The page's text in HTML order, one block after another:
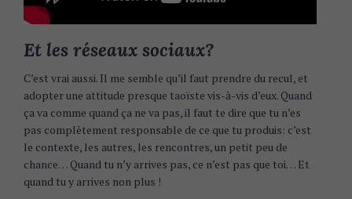
Et les réseaux sociaux?
C’est vrai aussi. Il me semble qu’il faut prendre du recul, et
adopter une attitude presque taoïste vis-à-vis d’eux. Quand
ça va comme quand ça ne va pas, il faut te dire que tu n’es
pas complètement responsable de ce que tu produis: c’est
le contexte, les autres, les rencontres, un petit peu de
chance… Quand tu n’y arrives pas, ce n’est pas que toi… Et
quand tu y arrives non plus !